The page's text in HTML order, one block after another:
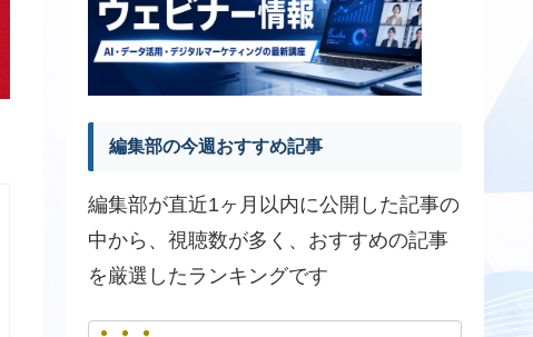
編集部の今週おすすめ記事
編集部が直近1ヶ月以内に公開した記事の
中から、視聴数が多く、おすすめの記事
を厳選したランキングです